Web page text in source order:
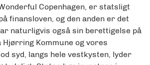
Copenhagen, er statsligt
finansloven, og den anden er det
naturligvis også sin berettigelse på
Hjørring Kommune og vores
syd, langs hele vestkysten, lyder